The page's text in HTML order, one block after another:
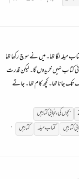
لگا تھا۔ میں نے سوچ رکھا تھا
کتاب نہیں خریدوں گا۔ لیکن قدرت
تک جانا تھا۔ کچھ کام تھا۔ جاتے
بچوں کی پنجابی کتابیں
کتابیں کتاب میلہ کتابیں